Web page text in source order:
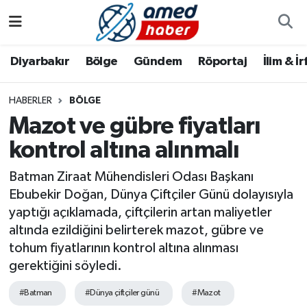
Diyarbakır Bölge Gündem Röportaj İlim &
HABERLER BÖLGE
Mazot ve gübre fiyatları
kontrol altına alınmalı
Batman Ziraat Mühendisleri Odası Başkanı
Ebubekir Doğan, Dünya Çiftçiler Günü dolayısıyla
yaptığı açıklamada, çiftçilerin artan maliyetler
altında ezildiğini belirterek mazot, gübre ve
tohum fiyatlarının kontrol altına alınması
gerektiğini söyledi.
#Batman #Dünya çiftçiler günü #Mazot
Bölge
Röportaj
Foto Galeri
Yazarlar
Aile
Asayiş
Bilim & Teknoloji
Bölge
Dünya
Eğitim
Ekonomi
Diyarbakır Hava Durumu
Diyarbakır Namaz Vakitleri
Diyarbakır Trafik Yoğunluk Haritası
Süper Lig Puan Durumu ve Fikstür
Tüm Manşetler
Son Dakika Haberleri
Haber Arşivi